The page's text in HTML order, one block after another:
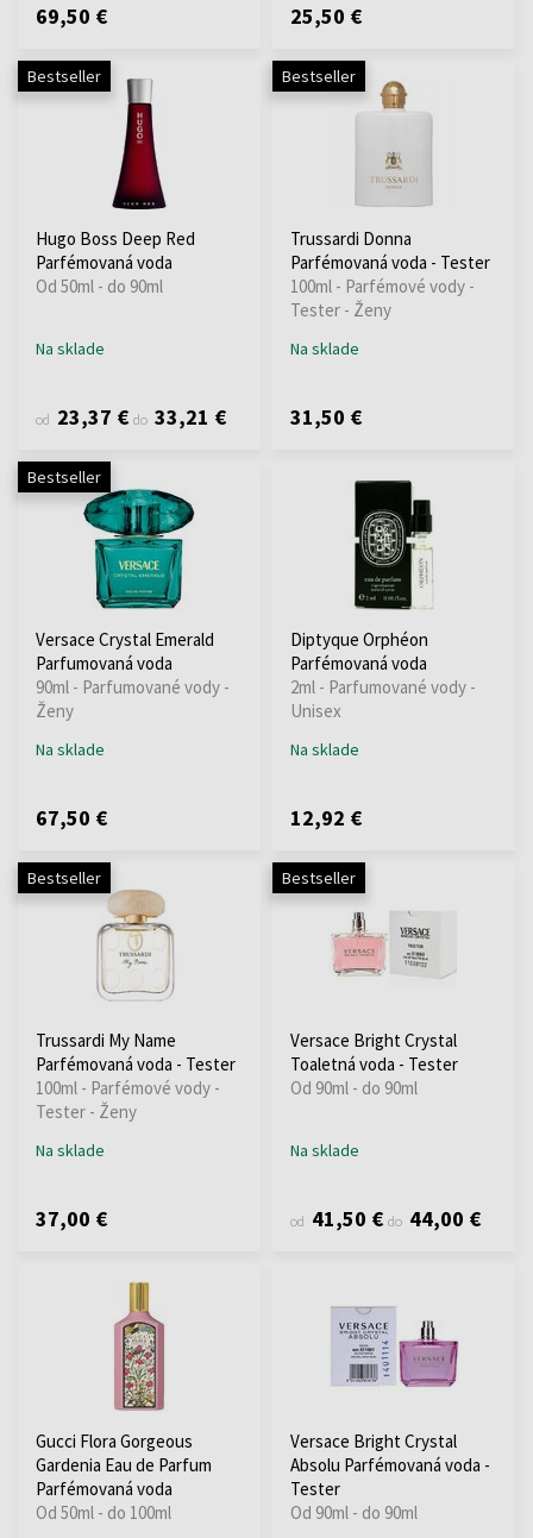
69,50 € 25,50 €
Bestseller
Hugo Boss Deep Red
Parfémovaná voda
Od 50ml - do 90ml
Na sklade
od 23,37 € do 33,21 €
Bestseller
Trussardi Donna
Parfémovaná voda - Tester
100ml - Parfémové vody -
Tester - Ženy
Na sklade
31,50 €
Bestseller
Versace Crystal Emerald
Parfumovaná voda
90ml - Parfumované vody -
Ženy
Na sklade
67,50 €
Diptyque Orphéon
Parfémovaná voda
2ml - Parfumované vody -
Unisex
Na sklade
12,92 €
Bestseller
Trussardi My Name
Parfémovaná voda - Tester
100ml - Parfémové vody -
Tester - Ženy
Na sklade
37,00 €
Bestseller
Versace Bright Crystal
Toaletná voda - Tester
Od 90ml - do 90ml
Na sklade
od 41,50 € do 44,00 €
Gucci Flora Gorgeous
Gardenia Eau de Parfum
Parfémovaná voda
Od 50ml - do 100ml
Versace Bright Crystal
Absolu Parfémovaná voda -
Tester
Od 90ml - do 90ml